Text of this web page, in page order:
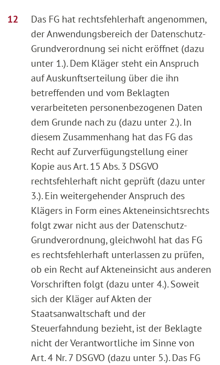
Das FG hat rechtsfehlerhaft angenommen,
der Anwendungsbereich der Datenschutz-
Grundverordnung sei nicht eröffnet (dazu
unter 1.). Dem Kläger steht ein Anspruch
auf Auskunftserteilung über die ihn
betreffenden und vom Beklagten
verarbeiteten personenbezogenen Daten
dem Grunde nach zu (dazu unter 2.). In
diesem Zusammenhang hat das FG das
Recht auf Zurverfügungstellung einer
Kopie aus Art. 15 Abs. 3 DSGVO
rechtsfehlerhaft nicht geprüft (dazu unter
3.). Ein weitergehender Anspruch des
Klägers in Form eines Akteneinsichtsrechts
folgt zwar nicht aus der Datenschutz-
Grundverordnung, gleichwohl hat das FG
es rechtsfehlerhaft unterlassen zu prüfen,
ob ein Recht auf Akteneinsicht aus anderen
Vorschriften folgt (dazu unter 4.). Soweit
sich der Kläger auf Akten der
Staatsanwaltschaft und der
Steuerfahndung bezieht, ist der Beklagte
nicht der Verantwortliche im Sinne von
Art. 4 Nr. 7 DSGVO (dazu unter 5.). Das FG